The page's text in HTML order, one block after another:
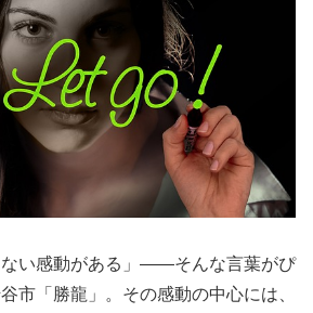
ない感動がある」――そんな言葉がぴ
市「勝龍」。その感動の中心には、